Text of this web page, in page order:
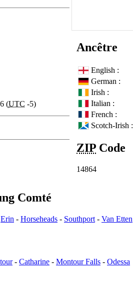
(UTC -5)
Ancêtre
English :
German :
Irish :
Italian :
French :
Scotch-Irish :
ZIP Code
14864
Comté
Erin - Horseheads - Southport - Van Etten
- Catharine - Montour Falls - Odessa